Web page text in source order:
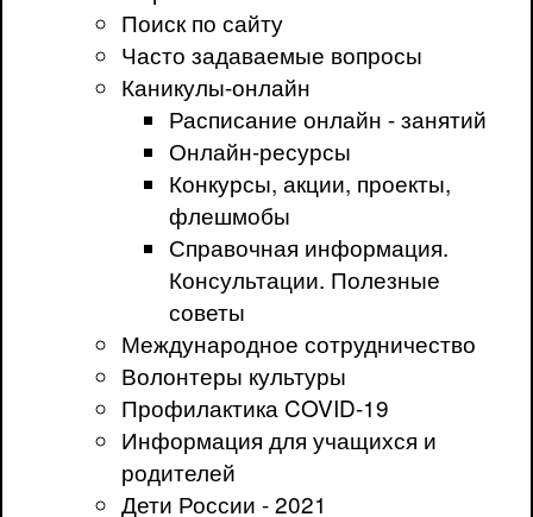
Поиск по сайту
Часто задаваемые вопросы
Каникулы-онлайн
Расписание онлайн - занятий
Онлайн-ресурсы
Конкурсы, акции, проекты,
флешмобы
Справочная информация.
Консультации. Полезные
советы
Международное сотрудничество
Волонтеры культуры
Профилактика COVID-19
Информация для учащихся и
родителей
Дети России - 2021